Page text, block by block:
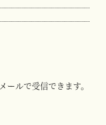
ールで受信できます。